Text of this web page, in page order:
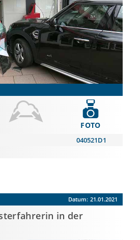
FOTO
040521D1
Datum: 21.01.2021
in der